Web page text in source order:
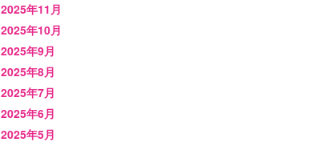
2025年11月
2025年10月
2025年9月
2025年8月
2025年7月
2025年6月
2025年5月